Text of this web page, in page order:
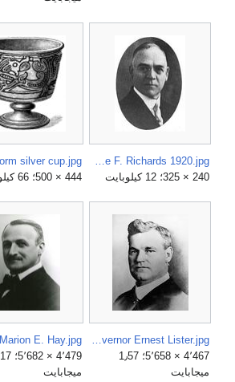
240 × 325؛ 12 كيلوبايت
silver cup.jpg
444 × 500؛ 66 كيلوبايت
4٬467 × 5٬658؛ 1٫57
ميجابايت
4٬479 ×
ميجابايت